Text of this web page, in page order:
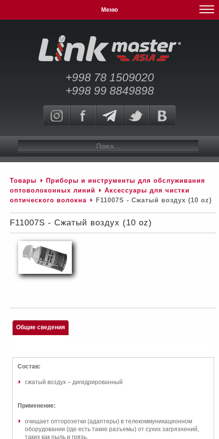
Меню
+998 78 1509020
+998 99 8849898
Товары
Приборы и инструменты для обслуживания
оптоволоконных линий
Аксессуары для чистки
оптического волокна
F11007S - Сжатый воздух (10 oz)
F11007S - Сжатый воздух (10 oz)
Общие сведения
Состав:
сжатый воздух – дигидрированный
Применение:
очищает опторозетки (адаптеры) в телекоммуникационном
оборудовании (где есть такие разъемы) от сухих загрязнений,
таких как пыль и грязь.